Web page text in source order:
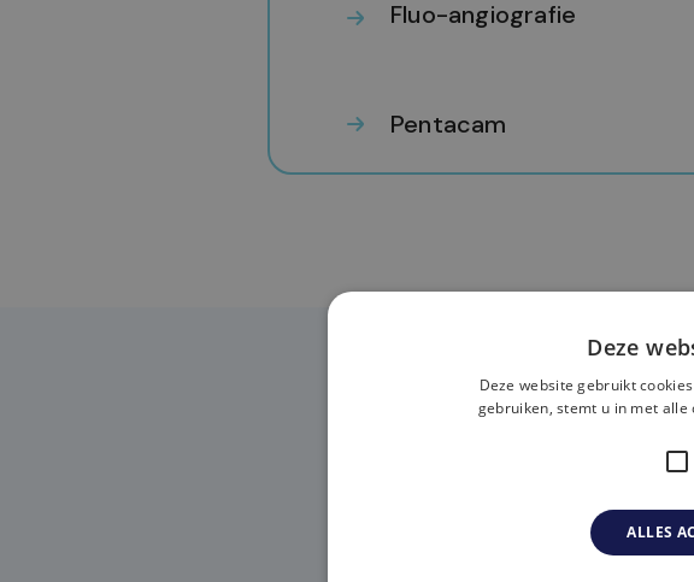
Fluo-angiografie
Pentacam
Niet
Deze
Deze website gebruikt
gebruiken, stemt u in met alle
ALLES